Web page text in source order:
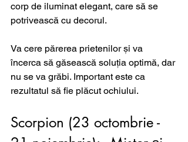
corp de iluminat elegant, care să se
potrivească cu decorul.
Va cere părerea prietenilor și va
încerca să găsească soluția optimă, dar
nu se va grăbi. Important este ca
rezultatul să fie plăcut ochiului.
Scorpion (23 octombrie -